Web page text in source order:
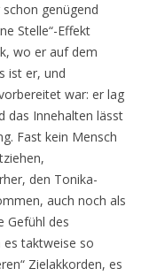
genügend
Stelle“-Effekt
wo er auf dem
ist er, und
war: er lag
das Innehalten lässt
Fast kein Mensch
den Tonika-
auch noch als
Gefühl des
es taktweise so
Zielakkorden, es